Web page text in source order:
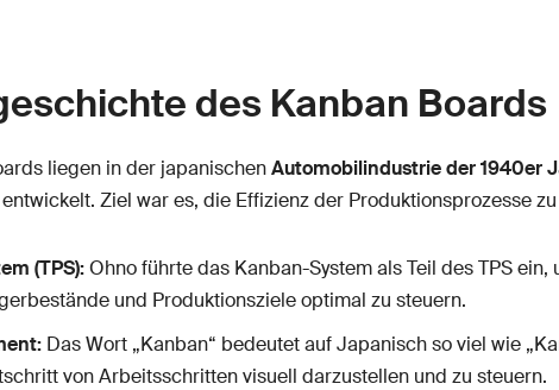
des Kanban Boards
liegen in der japanischenAutomobilindustrie der 1940er
Ziel war es, die Effizienz der Produktionsprozesse
(TPS):Ohno führte das Kanban-System als Teil des TPS ein,
und Produktionsziele optimal zu steuern.
Das Wort „Kanban“ bedeutet auf Japanisch so viel wie
von Arbeitsschritten visuell darzustellen und zu steuern.